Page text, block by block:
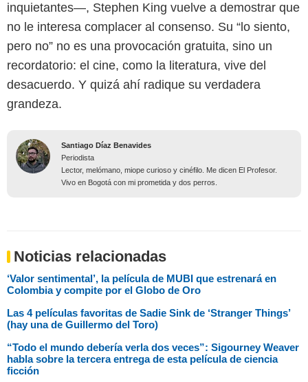
inquietantes—, Stephen King vuelve a demostrar que
no le interesa complacer al consenso. Su “lo siento,
pero no” no es una provocación gratuita, sino un
recordatorio: el cine, como la literatura, vive del
desacuerdo. Y quizá ahí radique su verdadera
grandeza.
Santiago Díaz Benavides
Periodista
Lector, melómano, miope curioso y cinéfilo. Me dicen El Profesor.
Vivo en Bogotá con mi prometida y dos perros.
Noticias relacionadas
‘Valor sentimental’, la película de MUBI que estrenará en
Colombia y compite por el Globo de Oro
Las 4 películas favoritas de Sadie Sink de ‘Stranger Things’
(hay una de Guillermo del Toro)
“Todo el mundo debería verla dos veces”: Sigourney Weaver
habla sobre la tercera entrega de esta película de ciencia
ficción